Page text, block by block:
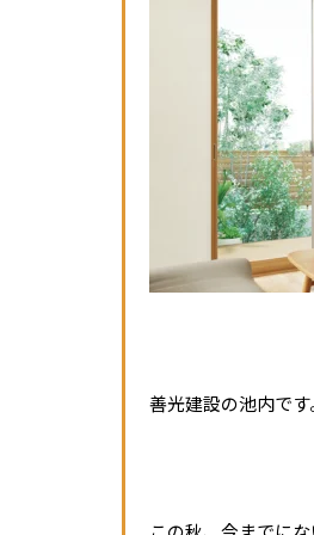
善光建設の池内です